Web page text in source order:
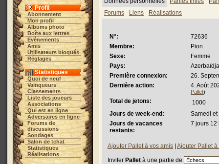
Profil
Abonnement
Mon profil
Albums photo
Boîte aux lettres
Evénements
Amis
Utilisateurs bloqués
Réglages
Statistiques
Quoi de neuf
Vainqueurs
Classements
Liste des joueurs
Associations
Qui est en ligne
Adversaires en ligne
Forums de
discussions
Sondages
Salon de tchat
Statistiques
Réalisations
Forums
Liens Réalisations
N°:
72636
Membre:
Pion
Sexe:
Femme
Pays:
Première connexion:
26.
Dernière action:
4. Août
Pallet)
Total de jetons:
1000
Jours de week-end:
Samedi
Jours de vacances
restants:
7 jours 12
Ajouter Pallet à vos amis Ajouter Pallet
Inviter Pallet à une partie de